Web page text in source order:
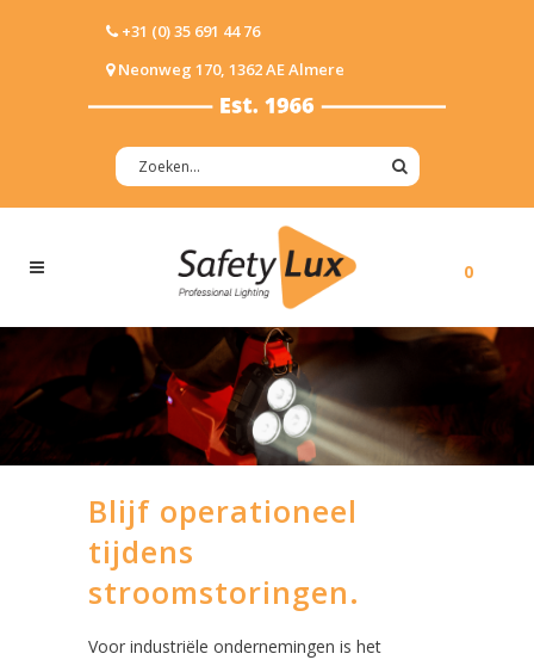
+31 (0) 35 691 44 76
Neonweg 170, 1362 AE Almere
0
Blijf operationeel
tijdens
stroomstoringen.
Voor industriële ondernemingen is het